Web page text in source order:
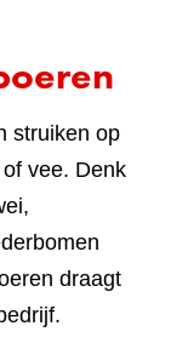
struiken op
vee. Denk
draagt